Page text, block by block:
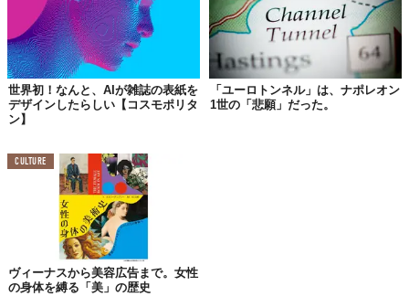
© Kystverket/Snøhetta
Top image: ©Kystverket/Snøhetta
この世界は、もっと広いはずだ。
世界初！なんと、AIが雑誌の表紙を
デザインしたらしい【コスモポリタ
ン】
「ユーロトンネル」は、ナポレオン
1世の「悲願」だった。
CULTURE
ヴィーナスから美容広告まで。女性
の身体を縛る「美」の歴史